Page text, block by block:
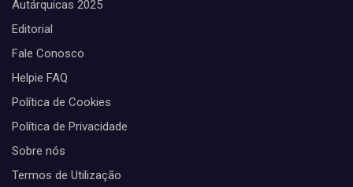
Autárquicas 2025
Editorial
Fale Conosco
Helpie FAQ
Política de Cookies
Política de Privacidade
Sobre nós
Termos de Utilização